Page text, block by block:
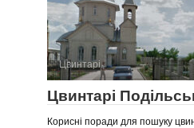
Цвинтарі
Цвинтарі
Корисні поради для пошуку